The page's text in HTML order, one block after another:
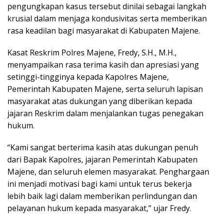
pengungkapan kasus tersebut dinilai sebagai langkah
krusial dalam menjaga kondusivitas serta memberikan
rasa keadilan bagi masyarakat di Kabupaten Majene.
Kasat Reskrim Polres Majene, Fredy, S.H., M.H.,
menyampaikan rasa terima kasih dan apresiasi yang
setinggi-tingginya kepada Kapolres Majene,
Pemerintah Kabupaten Majene, serta seluruh lapisan
masyarakat atas dukungan yang diberikan kepada
jajaran Reskrim dalam menjalankan tugas penegakan
hukum.
“Kami sangat berterima kasih atas dukungan penuh
dari Bapak Kapolres, jajaran Pemerintah Kabupaten
Majene, dan seluruh elemen masyarakat. Penghargaan
ini menjadi motivasi bagi kami untuk terus bekerja
lebih baik lagi dalam memberikan perlindungan dan
pelayanan hukum kepada masyarakat,” ujar Fredy.